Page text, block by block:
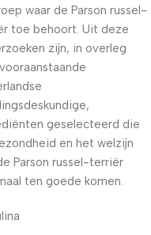
waar de Parson russel-
toe behoort. Uit deze
zijn, in overleg
geselecteerd die
en het welzijn
Parson russel-terriër
ten goede komen.